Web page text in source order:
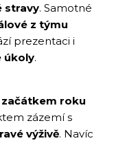
stravy. Samotné
z týmu
prezentaci i
úkoly.
začátkem roku
zázemí s
výživě. Navíc